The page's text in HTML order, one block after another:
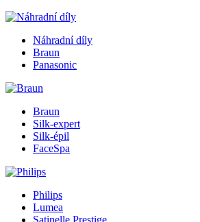
Náhradní díly
Braun
Panasonic
Braun
Silk-expert
Silk-épil
FaceSpa
Philips
Lumea
Satinelle Prestige